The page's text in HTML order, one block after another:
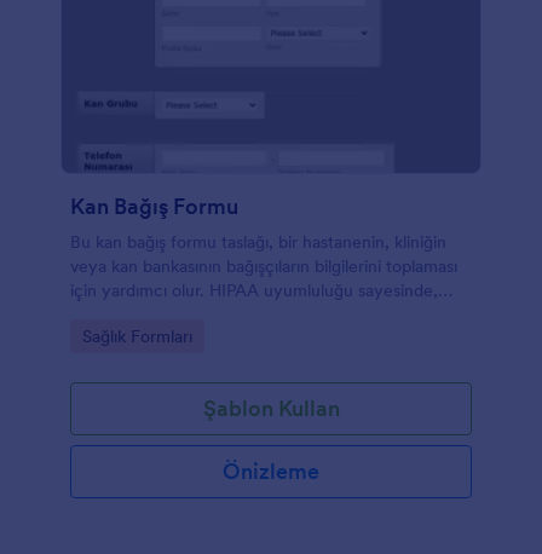
Kan Bağış Formu
Bu kan bağış formu taslağı, bir hastanenin, kliniğin
veya kan bankasının bağışçıların bilgilerini toplaması
için yardımcı olur. HIPAA uyumluluğu sayesinde,
olacaktır. Jotform'daki diğer taslaklar gibi, bu form da
renklerinizi, resimleri formunuza ekleyin, ve kan
bağışlarını bugün Jotform'dan kabul etmeye
başlayın.
Go to Category:
Sağlık Formları
Şablon Kullan
Önizleme